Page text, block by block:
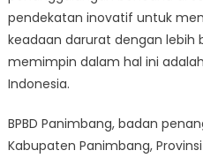
pendekatan inovatif untuk
keadaan darurat dengan lebih
memimpin dalam hal ini adalah
Indonesia.
BPBD Panimbang, badan
Kabupaten Panimbang,